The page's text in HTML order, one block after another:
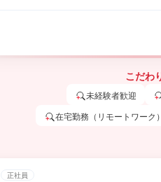
こだわ
未経験者歓迎
在宅勤務（リモートワーク
正社員